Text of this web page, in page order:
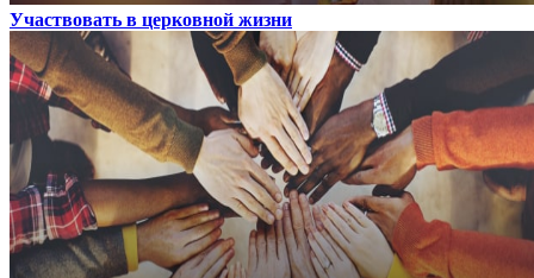
Участвовать в церковной жизни